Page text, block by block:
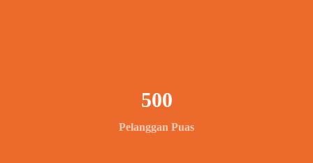
Pelanggan Puas
500